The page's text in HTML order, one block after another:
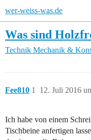
wer-weiss-was.de
Was sind
Technik Mechanik &
Fee810 12. Juli 2016
1
Ich habe von einem
Tischbeine anfertigen